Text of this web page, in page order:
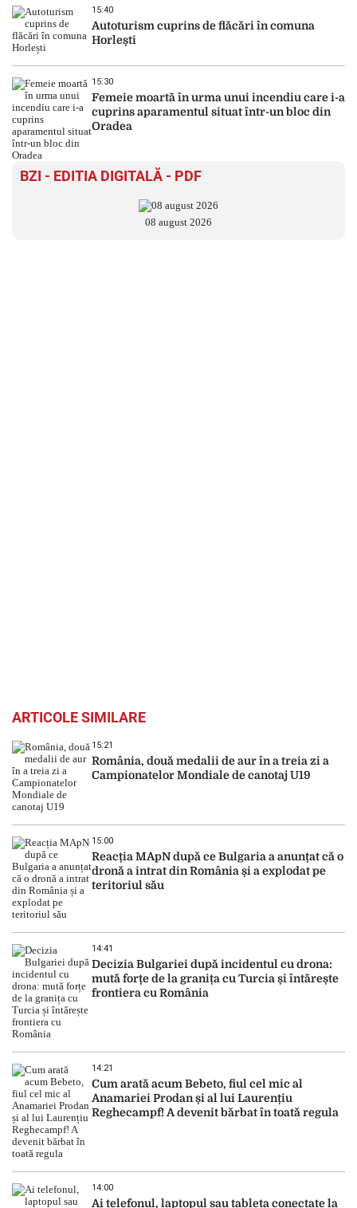
15:40
Autoturism cuprins de flăcări în comuna
Horlești
15:30
Femeie moartă în urma unui incendiu care i-a
cuprins aparamentul situat într-un bloc din
Oradea
BZI - EDITIA DIGITALĂ - PDF
08 august 2026
ARTICOLE SIMILARE
15:21
România, două medalii de aur în a treia zi a
Campionatelor Mondiale de canotaj U19
15:00
Reacția MApN după ce Bulgaria a anunțat că o
dronă a intrat din România și a explodat pe
teritoriul său
14:41
Decizia Bulgariei după incidentul cu drona:
mută forțe de la granița cu Turcia și întărește
frontiera cu România
14:21
Cum arată acum Bebeto, fiul cel mic al
Anamariei Prodan și al lui Laurențiu
Reghecampf! A devenit bărbat în toată regula
14:00
Ai telefonul, laptopul sau tableta conectate la